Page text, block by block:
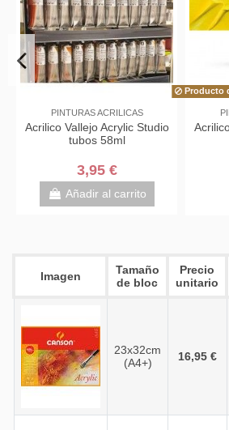
Producto disponible con otras opciones
PINTURAS ACRILICAS
Acrilico Vallejo Acrylic Studio
Botella 200ml
Desde
View
Imagen
Tamaño
de bloc
Precio
unitario
23x32cm
(A4+)
16,95 €